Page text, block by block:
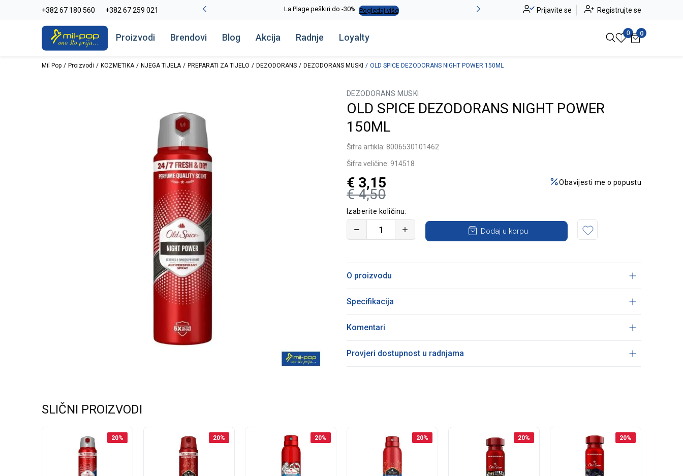
+382 67 180 560 +382 67 259 021
-20% na kompletan asortiman Pogledaj više La Plage peškiri do -30% Pogledaj više Alma Ras do -50% Pogledaj više
Prijavite se Registrujte se
Proizvodi Brendovi Blog Akcija Radnje Loyalty 0 0
Mil Pop Proizvodi KOZMETIKA NJEGA TIJELA PREPARATI ZA TIJELO DEZODORANS DEZODORANS MUSKI OLD SPICE DEZODORANS NIGHT POWER 150ML
DEZODORANS MUSKI
OLD SPICE DEZODORANS NIGHT POWER
150ML
Šifra artikla: 8006530101462
Šifra veličine: 914518
€ 4,50
€ 3,15 Obavijesti me o popustu
Izaberite količinu:
Dodaj u korpu
O proizvodu
Specifikacija
Komentari
Provjeri dostupnost u radnjama
SLIČNI PROIZVODI
20% 20% 20% 20% 20% 20%